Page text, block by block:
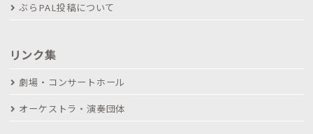
ぶらPAL投稿について
リンク集
劇場・コンサートホール
オーケストラ・演奏団体